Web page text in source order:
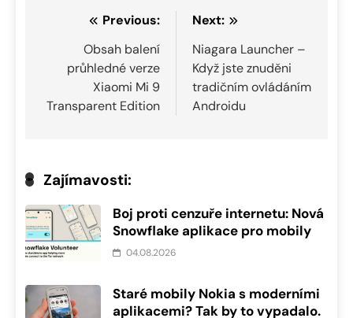
Navigace
příspěvek
Previous:
Obsah balení
průhledné verze
Xiaomi Mi 9
Transparent Edition
Next:
Niagara Launcher –
Když jste znuděni
tradičním ovládáním
Androidu
Zajímavosti:
Boj proti cenzuře internetu: Nová
Snowflake aplikace pro mobily
04.08.2026
Staré mobily Nokia s moderními
aplikacemi? Tak by to vypadalo.